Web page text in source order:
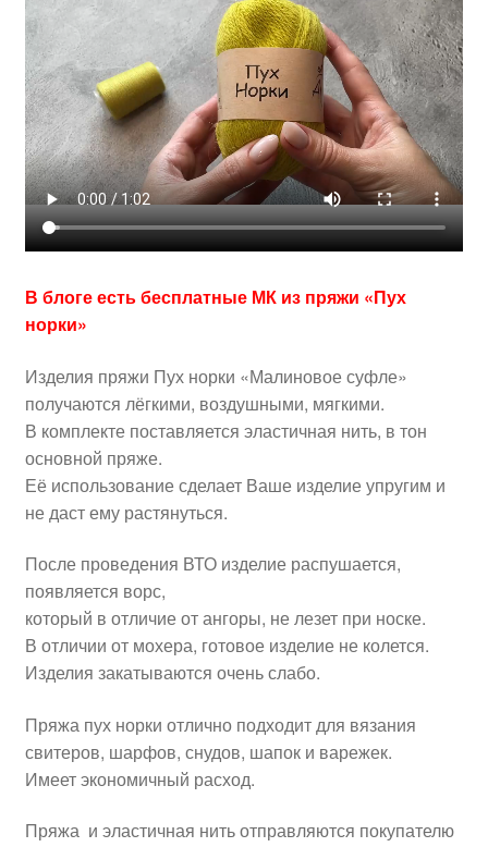
В блоге есть бесплатные МК из пряжи «Пух
норки»
Изделия пряжи Пух норки «Малиновое суфле»
получаются лёгкими, воздушными, мягкими.
В комплекте поставляется эластичная нить, в тон
основной пряже.
Её использование сделает Ваше изделие упругим и
не даст ему растянуться.
После проведения ВТО изделие распушается,
появляется ворс,
который в отличие от ангоры, не лезет при носке.
В отличии от мохера, готовое изделие не колется.
Изделия закатываются очень слабо.
Пряжа пух норки отлично подходит для вязания
свитеров, шарфов, снудов, шапок и варежек.
Имеет экономичный расход.
Пряжа и эластичная нить отправляются покупателю